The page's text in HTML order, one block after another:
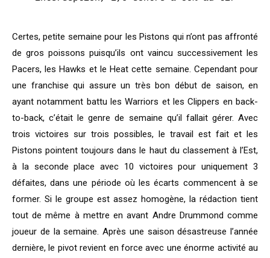
Certes, petite semaine pour les Pistons qui n’ont pas affronté
de gros poissons puisqu’ils ont vaincu successivement les
Pacers, les Hawks et le Heat cette semaine. Cependant pour
une franchise qui assure un très bon début de saison, en
ayant notamment battu les Warriors et les Clippers en back-
to-back, c’était le genre de semaine qu’il fallait gérer. Avec
trois victoires sur trois possibles, le travail est fait et les
Pistons pointent toujours dans le haut du classement à l’Est,
à la seconde place avec 10 victoires pour uniquement 3
défaites, dans une période où les écarts commencent à se
former. Si le groupe est assez homogène, la rédaction tient
tout de même à mettre en avant Andre Drummond comme
joueur de la semaine. Après une saison désastreuse l’année
dernière, le pivot revient en force avec une énorme activité au